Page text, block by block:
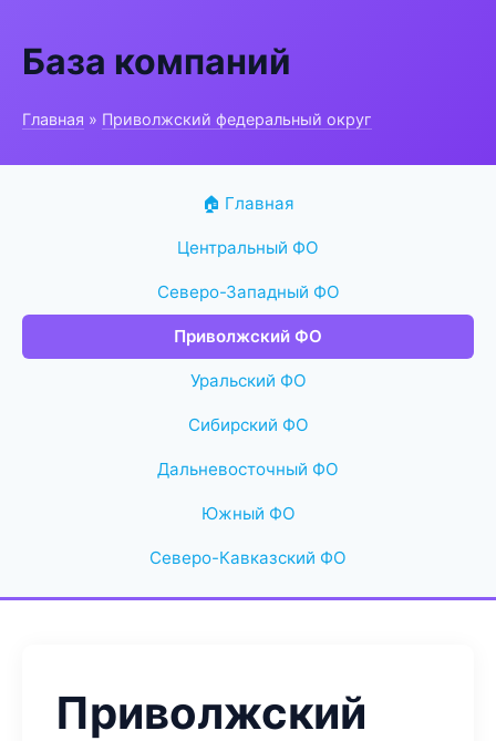
База компаний
Главная » Приволжский федеральный округ
🏠 Главная
Центральный ФО
Северо-Западный ФО
Приволжский ФО
Уральский ФО
Сибирский ФО
Дальневосточный ФО
Южный ФО
Северо-Кавказский ФО
Приволжский